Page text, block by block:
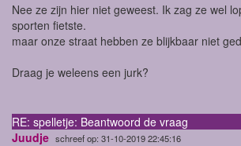
Nee ze zijn hier niet geweest. Ik zag ze wel
sporten fietste.
maar onze straat hebben ze blijkbaar niet
Draag je weleens een jurk?
RE: spelletje: Beantwoord de vraag
Juudje schreef op: 31-10-2019 22:45:16